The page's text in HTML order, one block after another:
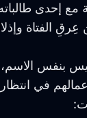
مع إحدى
الفتاة
بنفس
في